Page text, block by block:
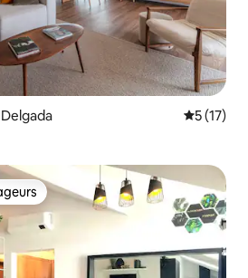
5 (17)
les plus appréciés